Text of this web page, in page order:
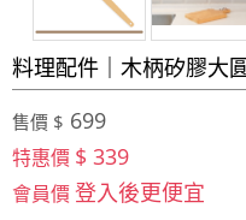
料理配件｜木柄矽膠大
售價 $ 699
特惠價 $ 339
會員價登入後更便宜